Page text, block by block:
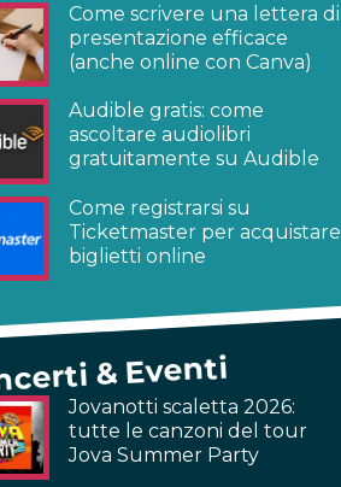
Come scrivere una lettera di
presentazione efficace
(anche online con Canva)
Audible gratis: come
ascoltare audiolibri
gratuitamente su Audible
Come registrarsi su
Ticketmaster per acquistare
biglietti online
& Eventi
Jovanotti scaletta 2026:
tutte le canzoni del tour
Jova Summer Party